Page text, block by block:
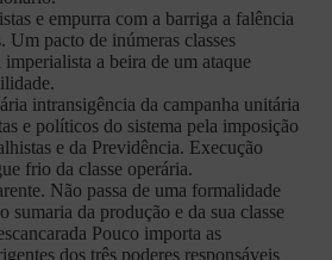
e empurra com a barriga a falência
Um pacto de inúmeras classes
a beira de um ataque
intransigência da campanha unitária
e políticos do sistema pela imposição
e da Previdência. Execução
frio da classe operária.
Não passa de uma formalidade
sumaria da produção e da sua classe
Pouco importa as
dos três poderes responsáveis